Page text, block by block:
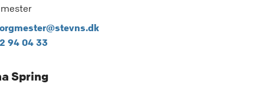
94 04 33
Spring